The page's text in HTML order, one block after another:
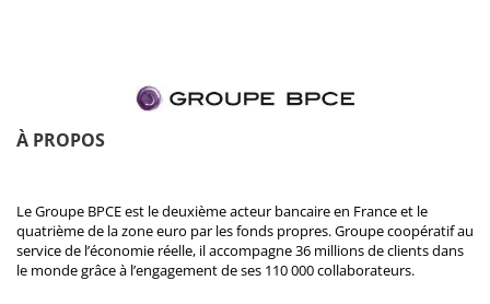
À PROPOS
Le Groupe BPCE est le deuxième acteur bancaire en France et le
quatrième de la zone euro par les fonds propres. Groupe coopératif au
service de l’économie réelle, il accompagne 36 millions de clients dans
le monde grâce à l’engagement de ses 110 000 collaborateurs.